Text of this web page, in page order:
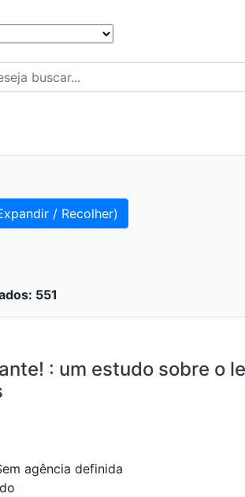
/ Recolher)
551
: um estudo sobre o
agência definida